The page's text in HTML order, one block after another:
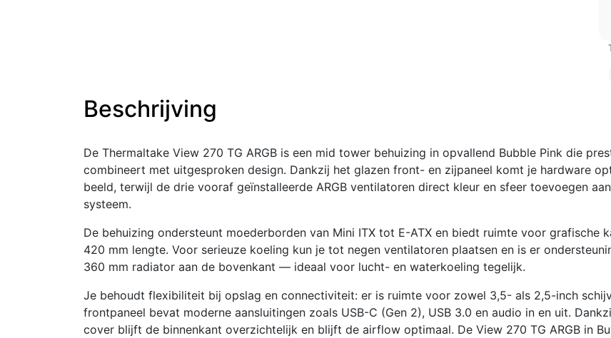
Beschrijving
De Thermaltake View 270 TG ARGB is een mid tower behuizing in opvallend Bubble Pink die
combineert met uitgesproken design. Dankzij het glazen front- en zijpaneel komt je hardware
beeld, terwijl de drie vooraf geïnstalleerde ARGB ventilatoren direct kleur en sfeer toevoegen
systeem.
De behuizing ondersteunt moederborden van Mini ITX tot E-ATX en biedt ruimte voor grafische
420 mm lengte. Voor serieuze koeling kun je tot negen ventilatoren plaatsen en is er
360 mm radiator aan de bovenkant — ideaal voor lucht- en waterkoeling tegelijk.
Je behoudt flexibiliteit bij opslag en connectiviteit: er is ruimte voor zowel 3,5- als 2,5-inch
frontpaneel bevat moderne aansluitingen zoals USB-C (Gen 2), USB 3.0 en audio in en uit.
cover blijft de binnenkant overzichtelijk en blijft de airflow optimaal. De View 270 TG ARGB in